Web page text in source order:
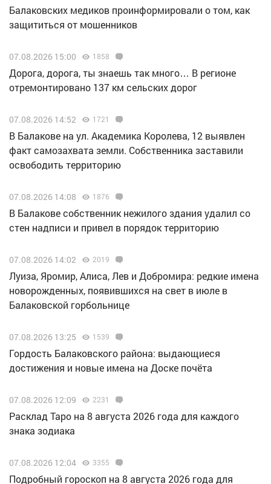
Балаковских медиков проинформировали о том, как
защититься от мошенников
07.08.2026 15:00 1858
Дорога, дорога, ты знаешь так много… В регионе
отремонтировано 137 км сельских дорог
07.08.2026 14:52 1721
В Балакове на ул. Академика Королева, 12 выявлен
факт самозахвата земли. Собственника заставили
освободить территорию
07.08.2026 14:08 1876
В Балакове собственник нежилого здания удалил со
стен надписи и привел в порядок территорию
07.08.2026 14:02 2019
Луиза, Яромир, Алиса, Лев и Добромира: редкие имена
новорожденных, появившихся на свет в июле в
Балаковской горбольнице
07.08.2026 13:25 1539
Гордость Балаковского района: выдающиеся
достижения и новые имена на Доске почёта
07.08.2026 12:09 2231
Расклад Таро на 8 августа 2026 года для каждого
знака зодиака
07.08.2026 12:04 3355
Подробный гороскоп на 8 августа 2026 года для